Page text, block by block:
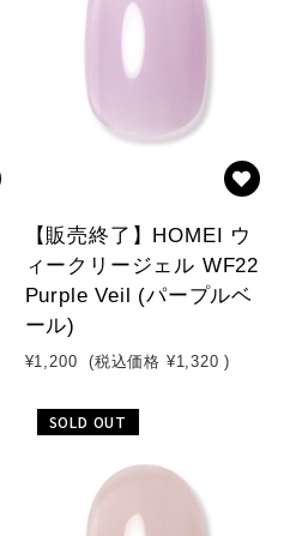
【販売終了】HOMEI ウ
ィークリージェル WF22
Purple Veil (パープルベ
ール)
¥1,200 (税込価格 ¥1,320 )
SOLD OUT